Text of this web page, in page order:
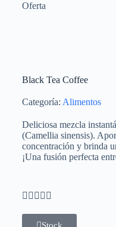
Oferta
Black Tea Coffee
Categoría: Alimentos
Deliciosa mezcla
(Camellia sinensis).
concentración y brinda
¡Una fusión perfecta
    
Stock